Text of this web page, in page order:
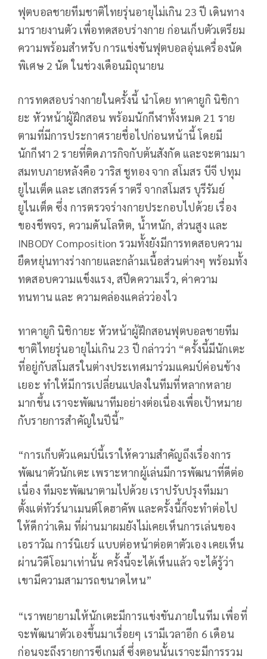
ฟุตบอลชายทีมชาติไทยรุ่นอายุไม่เกิน 23 ปี เดินทาง
มารายงานตัว เพื่อทดสอบร่างกาย ก่อนเก็บตัวเตรียม
ความพร้อมสำหรับ การแข่งขันฟุตบอลอุ่นเครื่องนัด
พิเศษ 2 นัด ในช่วงเดือนมิถุนายน
การทดสอบร่างกายในครั้งนี้ นำโดย ทาคายูกิ นิชิกา
ยะ หัวหน้าผู้ฝึกสอน พร้อมนักกีฬาทั้งหมด 21 ราย
ตามที่มีการประกาศรายชื่อไปก่อนหน้านี้ โดยมี
นักกีฬา 2 รายที่ติดภารกิจกับต้นสังกัด และจะตามมา
สมทบภายหลังคือ วาริส ชูทอง จาก สโมสร บีจี ปทุม
ยูไนเต็ด และ เสกสรรค์ ราตรี จากสโมสร บุรีรัมย์
ยูไนเต็ด ซึ่ง การตรวจร่างกายประกอบไปด้วย เรื่อง
ของชีพจร, ความดันโลหิต, น้ำหนัก, ส่วนสูง และ
INBODY Composition รวมทั้งยังมีการทดสอบความ
ยืดหยุ่นทางร่างกายและกล้ามเนื้อส่วนต่างๆ พร้อมทั้ง
ทดสอบความแข็งแรง, สปีดความเร็ว, ค่าความ
ทนทาน และ ความคล่องแคล่วว่องไว
ทาคายูกิ นิชิกายะ หัวหน้าผู้ฝึกสอนฟุตบอลชายทีม
ชาติไทยรุ่นอายุไม่เกิน 23 ปี กล่าวว่า “ครั้งนี้มีนักเตะ
ที่อยู่กับสโมสรในต่างประเทศมาร่วมแคมป์ค่อนข้าง
เยอะ ทำให้มีการเปลี่ยนแปลงในทีมที่หลากหลาย
มากขึ้น เราจะพัฒนาทีมอย่างต่อเนื่องเพื่อเป้าหมาย
กับรายการสำคัญในปีนี้”
“การเก็บตัวแคมป์นี้เราให้ความสำคัญถึงเรื่องการ
พัฒนาตัวนักเตะ เพราะหากผู้เล่นมีการพัฒนาที่ดีต่อ
เนื่อง ทีมจะพัฒนาตามไปด้วย เราปรับปรุงทีมมา
ตั้งแต่ทัวร์นาเมนต์โดฮาคัพ และครั้งนี้ก็จะทำต่อไป
ให้ดีกว่าเดิม ที่ผ่านมาผมยังไม่เคยเห็นการเล่นของ
เอราวัณ การ์นิเยร์ แบบต่อหน้าต่อตาตัวเอง เคยเห็น
ผ่านวิดีโอมาเท่านั้น ครั้งนี้จะได้เห็นแล้ว จะได้รู้ว่า
เขามีความสามารถขนาดไหน”
“เราพยายามให้นักเตะมีการแข่งขันภายในทีม เพื่อที่
จะพัฒนาตัวเองขึ้นมาเรื่อยๆ เรามีเวลาอีก 6 เดือน
ก่อนจะถึงรายการซีเกมส์ ซึ่งตอนนั้นเราจะมีการรวม